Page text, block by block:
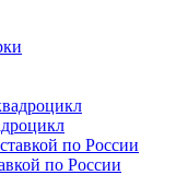
по России